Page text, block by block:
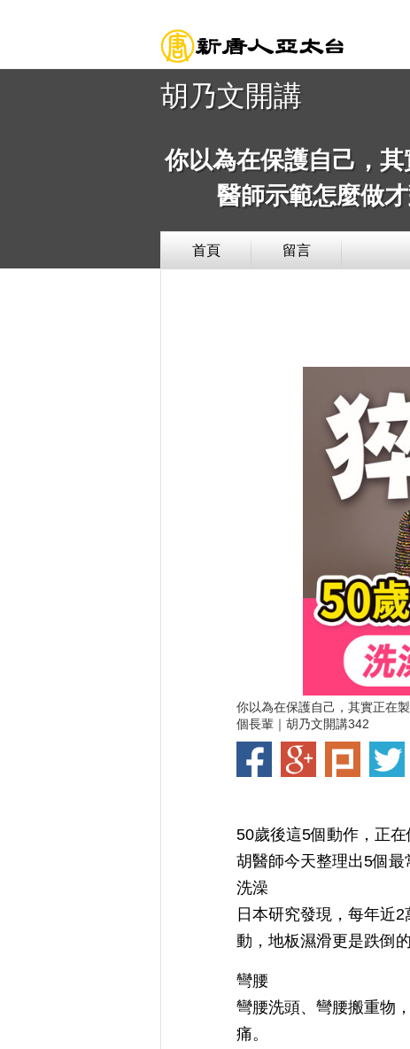
胡乃文開講
你以為在保護自己，
醫師示範怎麼做
首頁 留言
你以為在保護自己，其實正在
個長輩｜胡乃文開講342
50歲後這5個動作，正在
胡醫師今天整理出5個最
洗澡
日本研究發現，每年近
動，地板濕滑更是跌倒
彎腰
彎腰洗頭、彎腰搬重物
痛。